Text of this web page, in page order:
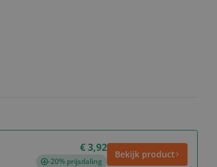
€ 3,92
-20% prijsdaling
Bekijk product